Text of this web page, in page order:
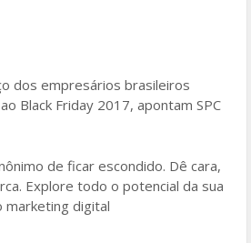
dos empresários brasileiros
Black Friday 2017, apontam SPC
de ficar escondido. Dê cara,
Explore todo o potencial da sua
marketing digital